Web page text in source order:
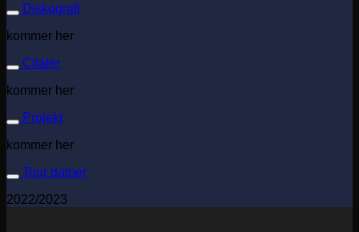
Diskografi
kommer her
Citater
kommer her
Projekt
kommer her
Tour datoer
2022/2023